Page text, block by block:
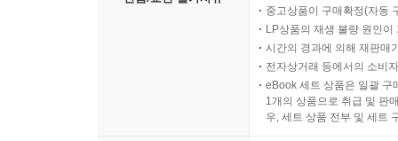
중고상품이 구매확정(자동
LP상품의 재생 불량 원인
시간의 경과에 의해 재판매
전자상거래 등에서의 소비
eBook 세트 상품은 일괄 구
1개의 상품으로 취급 및 판
우, 세트 상품 전부 및 세트